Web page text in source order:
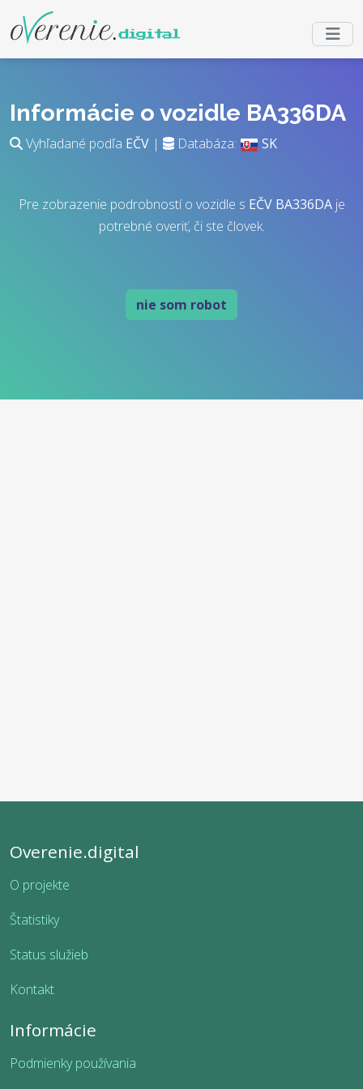
Informácie o vozidle BA336DA
Vyhľadané podľa EČV | Databáza: SK
Pre zobrazenie podrobností o vozidle s EČV BA336DAje
potrebné overiť, či ste človek.
nie som robot
Overenie.digital
O projekte
Štatistiky
Status služieb
Kontakt
Informácie
Podmienky používania